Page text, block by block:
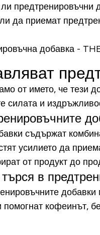
предтренировъчни
да приемат
добавка -
от името, че тези
силата и
съдържат
усилието да
от продукт до
в
помогнат кофеинът,